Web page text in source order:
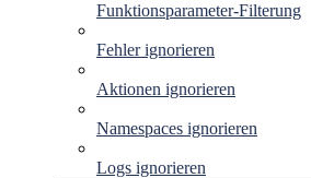
Funktionsparameter-Filterung
Fehler ignorieren
Aktionen ignorieren
Namespaces ignorieren
Logs ignorieren